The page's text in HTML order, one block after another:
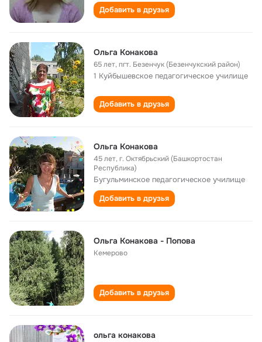
Добавить в друзья
Ольга Конакова
65 лет,пгт. Безенчук (Безенчукский район)
1 Куйбышевское педагогическое училище
Добавить в друзья
Ольга Конакова
45 лет,г. Октябрьский (Башкортостан
Республика)
Бугульминское педагогическое училище
Добавить в друзья
Ольга Конакова - Попова
Кемерово
Добавить в друзья
ольга конакова